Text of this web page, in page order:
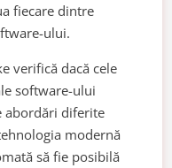
fiecare dintre
ului.
verifică dacă cele
software-ului
abordări diferite
modernă
să fie posibilă